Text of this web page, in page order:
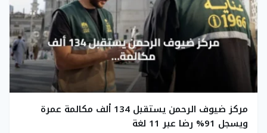
مركز ضيوف الرحمن يستقبل 134 ألف مكالمة عمرة
ويسجل 91% رضا عبر 11 لغة